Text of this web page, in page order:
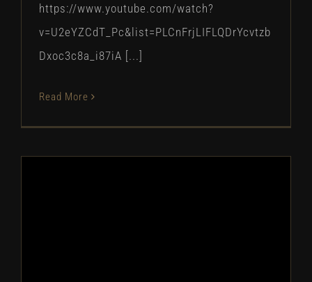
https://www.youtube.com/watch?
v=U2eYZCdT_Pc&list=PLCnFrjLIFLQDrYcvtzb
Dxoc3c8a_i87iA [...]
Read More